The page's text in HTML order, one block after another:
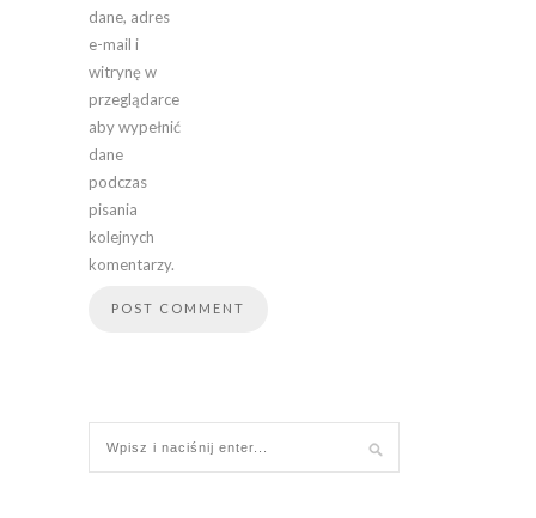
dane, adres
e-mail i
witrynę w
przeglądarce
aby wypełnić
dane
podczas
pisania
kolejnych
komentarzy.